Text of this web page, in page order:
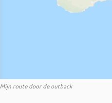
Mijn route door de outback